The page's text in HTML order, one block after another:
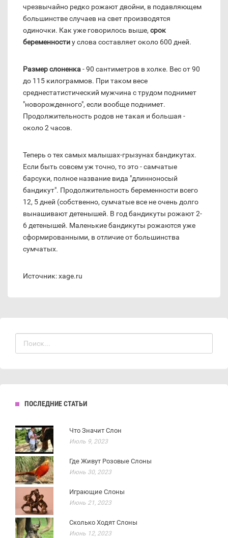
чрезвычайно редко рожают двойни, в подавляющем
большинстве случаев на свет производятся
одиночки. Как уже говорилось выше, срок
беременностиу слова составляет около 600 дней.
Размер слоненка- 90 сантиметров в холке. Вес от 90
до 115 килограммов. При таком весе
среднестатистический мужчина с трудом поднимет
"новорожденного", если вообще поднимет.
Продолжительность родов не такая и большая -
около 2 часов.
Теперь о тех самых малышах-грызунах бандикутах.
Если быть совсем уж точно, то это - самчатые
барсуки, полное название вида "длинноносый
бандикут". Продолжительность беременности всего
12, 5 дней (собственно, сумчатые все не очень долго
вынашивают детенышей. В год бандикуты рожают 2-
6 детенышей. Маленькие бандикуты рожаются уже
сформированными, в отличие от большинства
сумчатых.
Источник: xage.ru
ПОСЛЕДНИЕ СТАТЬИ
Что Значит Слон
Июль 9, 2023
Где Живут Розовые Слоны
Июнь 30, 2023
Играющие Слоны
Июнь 21, 2023
Сколько Ходят Слоны
Июнь 12, 2023